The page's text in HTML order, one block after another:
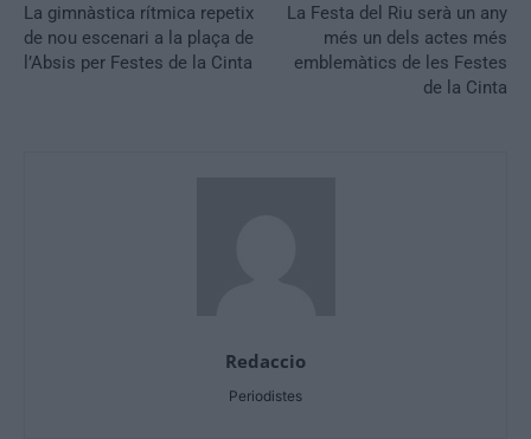
La gimnàstica rítmica repetix
de nou escenari a la plaça de
l’Absis per Festes de la Cinta
La Festa del Riu serà un any
més un dels actes més
emblemàtics de les Festes
de la Cinta
Redaccio
Periodistes